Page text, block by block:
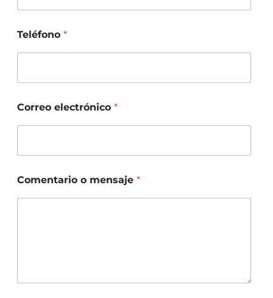
Teléfono *
Correo electrónico *
Comentario o mensaje *